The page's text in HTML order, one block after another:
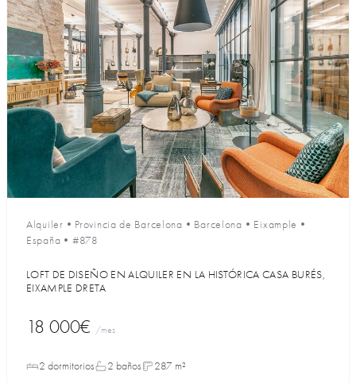
Alquiler • Provincia de Barcelona • Barcelona • Eixample •
España • #878
LOFT DE DISEÑO EN ALQUILER EN LA HISTÓRICA CASA BURÉS,
EIXAMPLE DRETA
18 000€ /mes
2 dormitorios 2 baños 287 m²